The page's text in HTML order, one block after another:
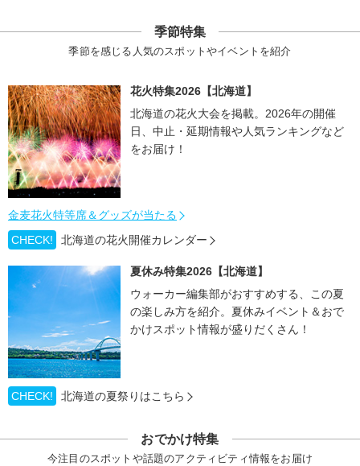
季節特集
季節を感じる人気のスポットやイベントを紹介
花火特集2026【北海道】
北海道の花火大会を掲載。2026年の開催
日、中止・延期情報や人気ランキングなど
をお届け！
金麦花火特等席＆グッズが当たる
CHECK!
北海道の花火開催カレンダー
夏休み特集2026【北海道】
ウォーカー編集部がおすすめする、この夏
の楽しみ方を紹介。夏休みイベント＆おで
かけスポット情報が盛りだくさん！
CHECK! 北海道の夏祭りはこちら
おでかけ特集
今注目のスポットや話題のアクティビティ情報をお届け